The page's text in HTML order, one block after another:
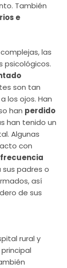
También
e
las
psicológicos.
son tan
los ojos. Han
han perdido
han tenido un
Algunas
con
padres o
así
de sus
rural y